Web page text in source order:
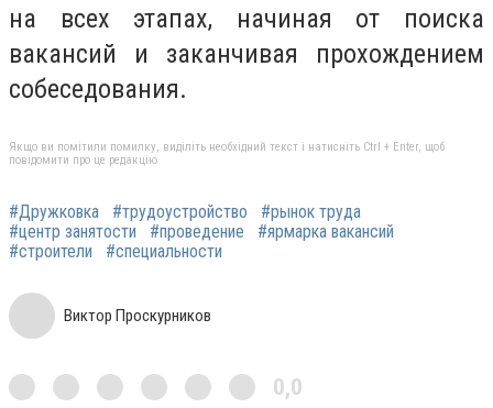
на всех этапах, начиная от поиска
вакансий и заканчивая прохождением
собеседования.
Якщо ви помітили помилку, виділіть необхідний текст і натисніть Ctrl + Enter, щоб
повідомити про це редакцію
#Дружковка #трудоустройство
#рынок труда
#центр занятости
#проведение
#ярмарка вакансий
#строители
#специальности
Виктор Проскурников
0,0